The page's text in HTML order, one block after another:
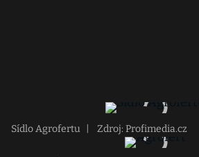
Sídlo Agrofertu Zdroj: Profimedia.cz